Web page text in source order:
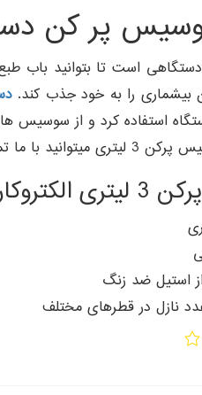
کن دستی 3 لیتری
است تا بتوانید باب
بیشماری را به خود جذب کند.
استفاده کرد و از سوسیس
ما تماس حاصل نمایید.
استیل ضد زنگ